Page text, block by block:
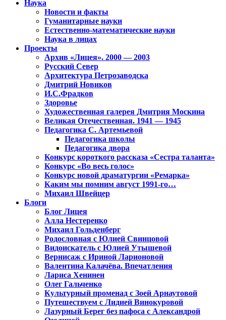
Наука
Новости и факты
Гуманитарные науки
Естественно-математические науки
Наука в лицах
Проекты
Архив «Лицея». 2000 — 2003
Русский Север
Архитектура Петрозаводска
Дмитрий Новиков
И.С.Фрадков
Здоровье
Художественная галерея Дмитрия Москина
Великая Отечественная. 1941 — 1945
Педагогика С. Артемьевой
Педагогика школы
Педагогика двора
Конкурс короткого рассказа «Сестра таланта»
Конкурс «Во весь голос»
Конкурс новой драматургии «Ремарка»
Каким мы помним август 1991-го…
Михаил Швейцер
Блоги
Блог Лицея
Алла Нестеренко
Михаил Гольденберг
Родословная с Юлией Свинцовой
Видоискатель с Юлией Утышевой
Вернисаж с Ириной Ларионовой
Валентина Калачёва. Впечатления
Лариса Хенинен
Олег Гальченко
Культурный променад с Зоей Арнаутовой
Путешествуем с Лидией Винокуровой
Лазурный Берег без пафоса с Александрой